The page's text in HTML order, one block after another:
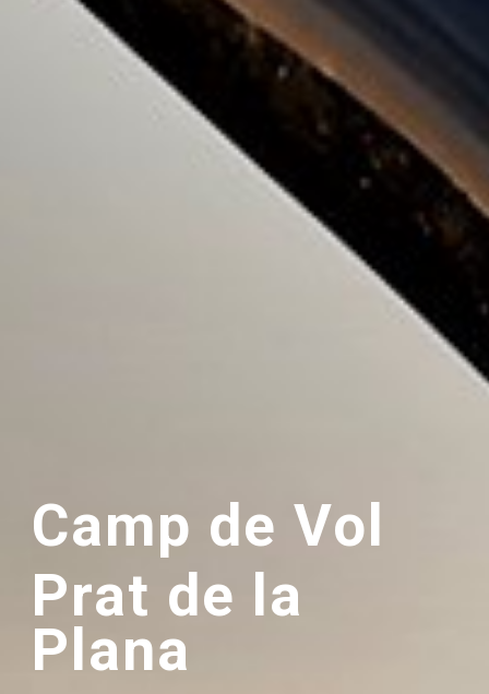
Camp de Vol
Prat de la
Plana